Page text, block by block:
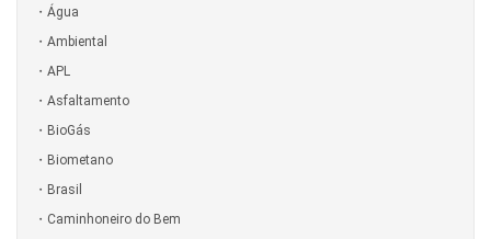
Água
Ambiental
APL
Asfaltamento
BioGás
Biometano
Brasil
Caminhoneiro do Bem